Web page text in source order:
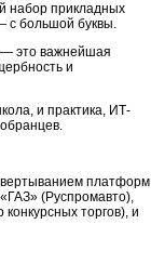
набор прикладных
с большой буквы.
— это важнейшая
и
и практика, ИТ-
платформ
(Руспромавто),
торгов), и